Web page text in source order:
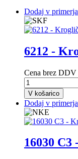
Dodaj v
6212 -
Cena brez DDV
V košarico
Dodaj v
16030